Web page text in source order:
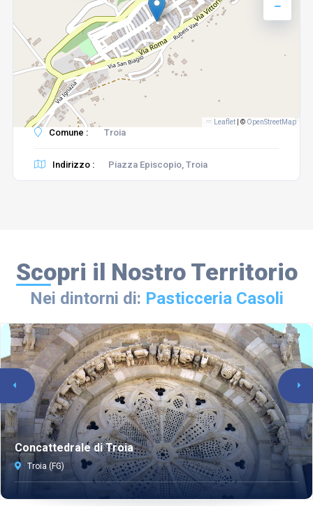
Leaflet © OpenStreetMap
Comune : Troia
Indirizzo : Piazza Episcopio, Troia
Scopri il Nostro Territorio
Nei dintorni di: Pasticceria Casoli
Concattedrale di Troia
Troia (FG)